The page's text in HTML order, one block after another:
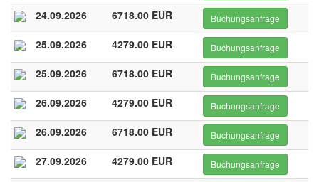
24.09.2026 6718.00 EUR Buchungsanfrage
25.09.2026 4279.00 EUR Buchungsanfrage
25.09.2026 6718.00 EUR Buchungsanfrage
26.09.2026 4279.00 EUR Buchungsanfrage
26.09.2026 6718.00 EUR Buchungsanfrage
27.09.2026 4279.00 EUR Buchungsanfrage